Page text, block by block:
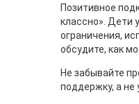
Позитивное
классно». Дети
ограничения,
обсудите, как
Не забывайте
поддержку, а не
ПООЩРЕНИЕ И